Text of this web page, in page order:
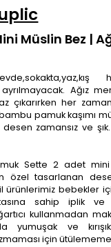
Müslin Bez |
Ağız
çıkarırken her
pamuk kaşımı
zamansız ve
Sette 2 adet
özel tasarlanan
ürünlerimiz bebekler
sahip iplik ve
kullanmadan
yumuşak ve
için